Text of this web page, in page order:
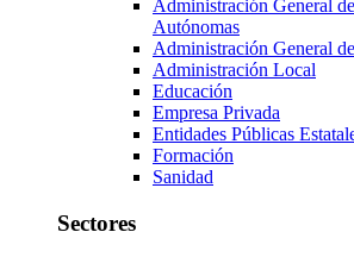
Administración General
Autónomas
Administración General
Administración Local
Educación
Empresa Privada
Entidades Públicas
Formación
Sanidad
Sectores